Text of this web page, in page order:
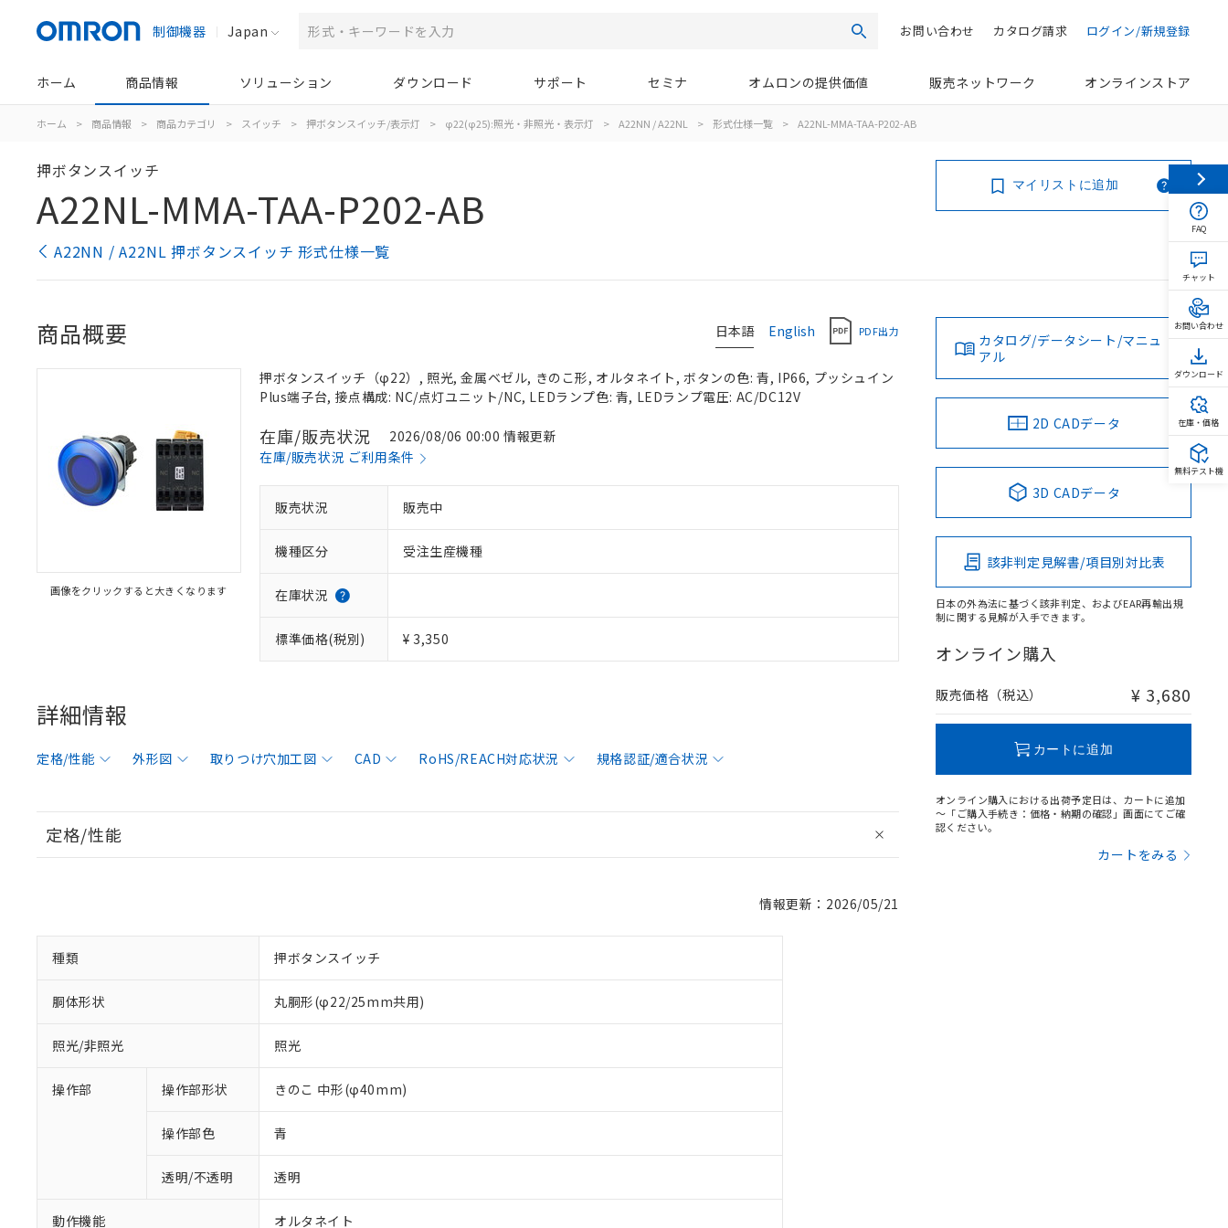
制御機器 Japan 検索 ログイン/新規登録
カタログ請求
お問い合わせ
ホーム 商品情報 ソリューション ダウンロード サポート セミナ オムロンの提供価値 販売ネットワーク オンラインストア
ホーム > 商品情報 > 商品カテゴリ > スイッチ > 押ボタンスイッチ/表示灯 > φ22(φ25):照光・非照光・表示灯 > A22NN / A22NL > 形式仕様一覧 > A22NL-MMA-TAA-P202-AB
押ボタンスイッチ
A22NL-MMA-TAA-P202-AB
A22NN / A22NL 押ボタンスイッチ 形式仕様一覧
マイリストに追加
日本語 English PDF出力
商品概要
画像をクリックすると大きくなります
押ボタンスイッチ（φ22）, 照光, 金属ベゼル, きのこ形, オルタネイト, ボタンの色: 青, IP66, プッシュイン
Plus端子台, 接点構成: NC/点灯ユニット/NC, LEDランプ色: 青, LEDランプ電圧: AC/DC12V
在庫/販売状況
2026/08/06 00:00 情報更新
在庫/販売状況 ご利用条件
販売状況 販売中
機種区分 受注生産機種
在庫状況
標準価格(税別) ¥ 3,350
詳細情報
定格/性能 外形図 取りつけ穴加工図 CAD RoHS/REACH対応状況 規格認証/適合状況
定格/性能
情報更新：2026/05/21
種類 押ボタンスイッチ
胴体形状 丸胴形(φ22/25mm共用)
照光/非照光 照光
操作部 操作部形状 きのこ 中形(φ40mm)
操作部色 青
透明/不透明 透明
動作機能 オルタネイト
カタログ/データシート/マニュ
アル
2D CADデータ
3D CADデータ
該非判定見解書/項目別対比表
日本の外為法に基づく該非判定、およびEAR再輸出規
制に関する見解が入手できます。
オンライン購入
販売価格（税込） ¥ 3,680
カートに追加
オンライン購入における出荷予定日は、カートに追加
～「ご購入手続き：価格・納期の確認」画面にてご確
認ください。
カートをみる
FAQ
チャット
お問い合わせ
ダウンロード
在庫・価格
無料テスト機